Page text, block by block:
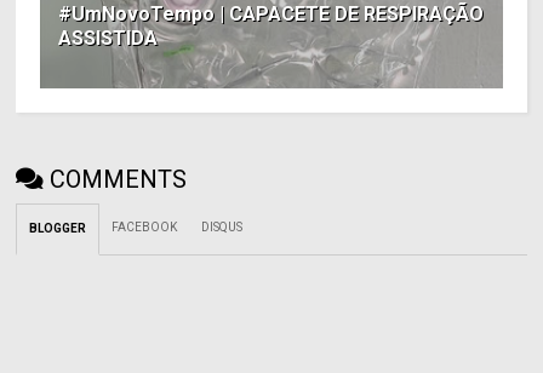
#UmNovoTempo | CAPACETE DE RESPIRAÇÃO
ASSISTIDA
COMMENTS
BLOGGER FACEBOOK DISQUS